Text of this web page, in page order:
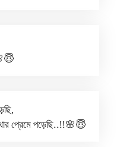
প্রেমে পড়েছি..!!🌸😇